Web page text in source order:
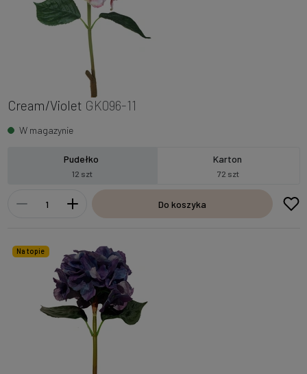
Cream/Violet GK096-11
W magazynie
Pudełko
12 szt
Karton
72 szt
Do koszyka
Na topie